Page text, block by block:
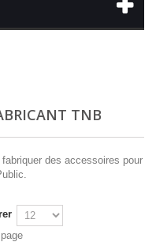
TNB
des accessoires pour